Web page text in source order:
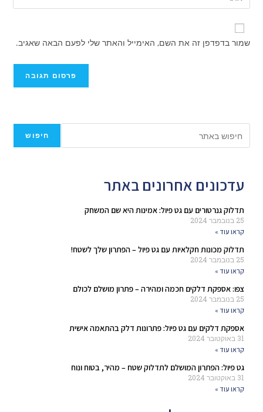
שמור בדפדפן זה את השם, האימייל והאתר שלי לפעם הבאה שאגיב.
חיפוש
עדכונים אחרונים באתר
תדלוק גנרטורים עם גט פיול: אמינות היא שם המשחק
25 בנובמבר 2024
קראו עוד »
תדלוק מכונות חקלאיות עם גט פיול – הפתרון שלך לשטח!
25 בנובמבר 2024
קראו עוד »
צפו: אספקת דלקים חכמה ומהירה – פתרון מושלם לכולם
25 בנובמבר 2024
קראו עוד »
אספקת דלקים עם גט פיול: פתרונות דלק בהתאמה אישית
31 באוקטובר 2024
קראו עוד »
גט פיול: הפתרון המושלם לתדלוק שטח – מהיר, בטוח ונוח
31 באוקטובר 2024
קראו עוד »